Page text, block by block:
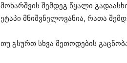
მოხარშვის შემდეგ წყალი
ეტაპი მნიშვნელოვანია, რათა
თუ გსურთ სხვა მეთოდების